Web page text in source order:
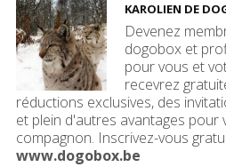
KAROLIEN DE
Devenez
dogobox et
pour vous et
recevrez
réductions exclusives, des
et plein d'autres avantages pour
compagnon. Inscrivez-vous
www.dogobox.be